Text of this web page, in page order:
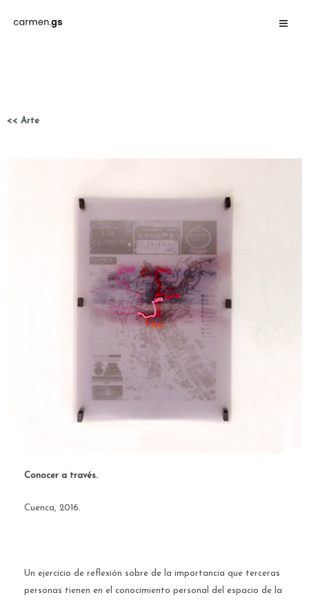
<< Arte
Conocer a través.
Cuenca, 2016.
Un ejercicio de reflexión sobre de la importancia que terceras
personas tienen en el conocimiento personal del espacio de la